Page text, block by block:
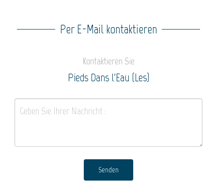
Per E-Mail kontaktieren
Kontaktieren Sie
Pieds Dans l'Eau (Les)
Senden